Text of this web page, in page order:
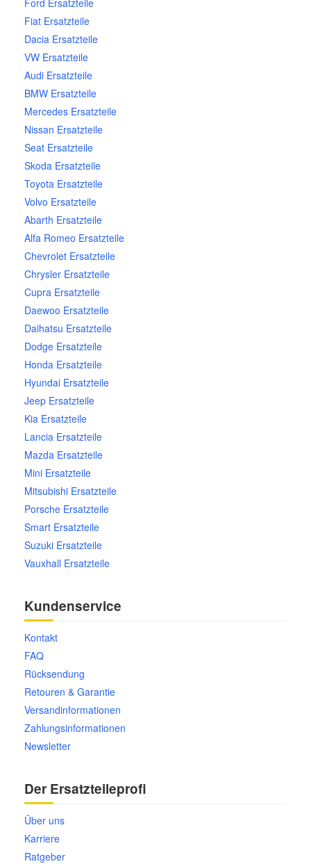
Ford Ersatzteile
Fiat Ersatzteile
Dacia Ersatzteile
VW Ersatzteile
Audi Ersatzteile
BMW Ersatzteile
Mercedes Ersatzteile
Nissan Ersatzteile
Seat Ersatzteile
Skoda Ersatzteile
Toyota Ersatzteile
Volvo Ersatzteile
Abarth Ersatzteile
Alfa Romeo Ersatzteile
Chevrolet Ersatzteile
Chrysler Ersatzteile
Cupra Ersatzteile
Daewoo Ersatzteile
Daihatsu Ersatzteile
Dodge Ersatzteile
Honda Ersatzteile
Hyundai Ersatzteile
Jeep Ersatzteile
Kia Ersatzteile
Lancia Ersatzteile
Mazda Ersatzteile
Mini Ersatzteile
Mitsubishi Ersatzteile
Porsche Ersatzteile
Smart Ersatzteile
Suzuki Ersatzteile
Vauxhall Ersatzteile
Kundenservice
Kontakt
FAQ
Rücksendung
Retouren & Garantie
Versandinformationen
Zahlungsinformationen
Newsletter
Der Ersatzteileprofi
Über uns
Karriere
Ratgeber